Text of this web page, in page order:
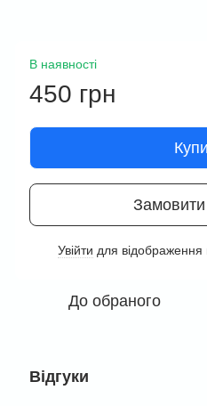
В наявності
450 грн
Увійти для відображення
До обраного
Відгуки